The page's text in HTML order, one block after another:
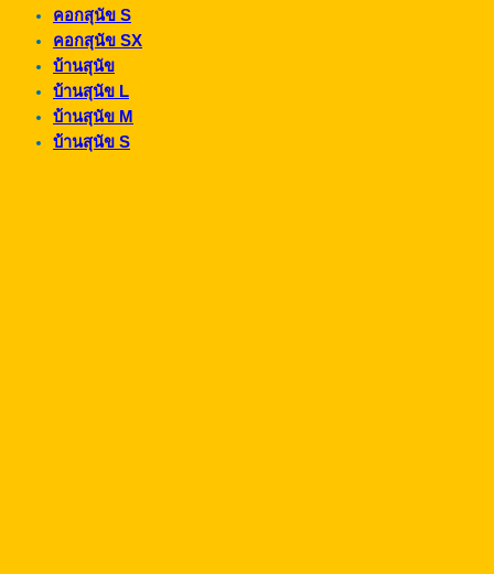
คอกสุนัข S
คอกสุนัข SX
บ้านสุนัข
บ้านสุนัข L
บ้านสุนัข M
บ้านสุนัข S